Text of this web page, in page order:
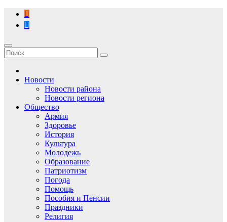
Перейти
содержимому
Новости
Новости района
Новости региона
Общество
Армия
Здоровье
История
Культура
Молодежь
Образование
Патриотизм
Погода
Помощь
Пособия и Пенсии
Праздники
Религия